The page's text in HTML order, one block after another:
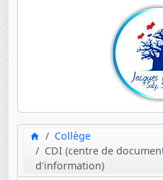
Collège
CDI (centre de
d'information)